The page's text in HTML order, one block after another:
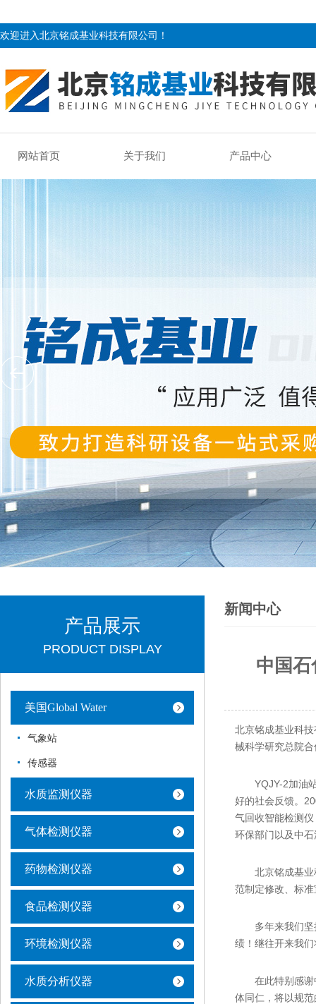
欢迎进入北京铭成基业科技有限公司！
网站首页 关于我们 产品中心
产品展示
PRODUCT DISPLAY
美国Global Water
气象站
传感器
水质监测仪器
气体检测仪器
药物检测仪器
食品检测仪器
环境检测仪器
水质分析仪器
新闻中心
中国
北京铭成基业科
械科学研究总院
YQJY-2加油站
好的社会反馈。
气回收智能检测
环保部门以及中
北京铭成基业科
范制定修改、标
多年来我们坚持
绩！继往开来我
在此特别感谢中
体同仁，将以规